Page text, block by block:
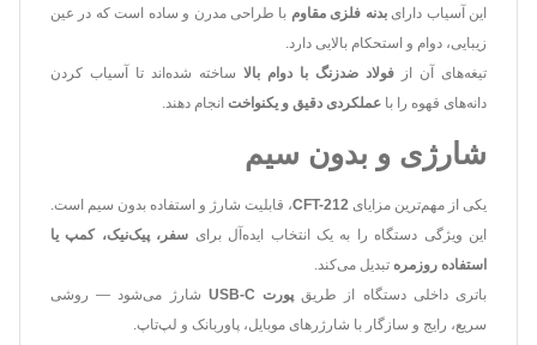
این آسیاب دارایبدنه فلزی مقاوم با طراحی مدرن و ساده است که در عین
زیبایی، دوام و استحکام بالایی دارد.
تیغه‌های آن از فولاد ضدزنگ با دوام بالا ساخته شده‌اند تا آسیاب کردن
دانه‌های قهوه را با عملکردی دقیق و یکنواختانجام دهند.
شارژی و بدون سیم
یکی از مهم‌ترین مزایای CFT-212، قابلیت شارژ و استفاده بدون سیم است.
این ویژگی دستگاه را به یک انتخاب ایده‌آل برای سفر، پیک‌نیک، کمپ یا
استفاده روزمره تبدیل می‌کند.
باتری داخلی دستگاه از طریق پورت USB-C
شارژ می‌شود — روشی
سریع، رایج و سازگار با شارژرهای موبایل، پاوربانک و لپ‌تاپ.